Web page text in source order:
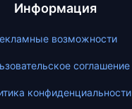
Информация
возможности
соглашение
конфиденциальности